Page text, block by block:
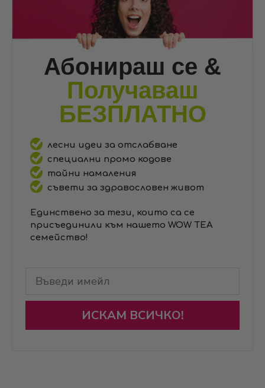
Абонираш се &
Получаваш
БЕЗПЛАТНО
лесни идеи за отслабване
специални промо кодове
тайни намаления
съвети за здравословен живот
Единствено за тези, които са се
присъединили към нашето WOW TEA
семейство!
ИСКАМ ВСИЧКО!